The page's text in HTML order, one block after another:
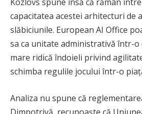
Kozlovs spune însă că rămân
capacitatea acestei arhitecturi de
slăbiciunile. European AI Office
sa ca unitate administrativă într-
mare ridică îndoieli privind
schimba regulile jocului într-o
Analiza nu spune că